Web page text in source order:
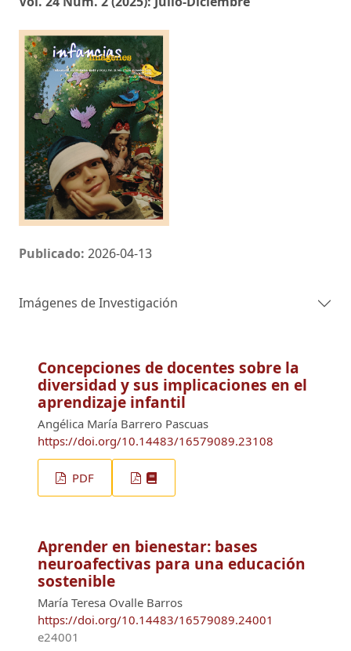
Publicado: 2026-04-13
Imágenes de Investigación
Concepciones de docentes sobre la
diversidad y sus implicaciones en el
aprendizaje infantil
Angélica María Barrero Pascuas
https://doi.org/10.14483/16579089.23108
PDF
Aprender en bienestar: bases
neuroafectivas para una educación
sostenible
María Teresa Ovalle Barros
https://doi.org/10.14483/16579089.24001
e24001